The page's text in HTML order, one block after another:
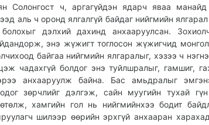
Солонгост ч, аргагүйдэн ядарч яваа
аль ч оронд ялгалгүй байдаг нийгмийн
дэлхий дахинд анхааруулсан.
энэ жүжигт тоглосон жүжигчид
байгаа нийгмийн ялгаралыг, хэзээ ч
чадахгүй болдог энэ туйлшралыг, гамшиг,
анхааруулж байна. Бас амьдралыг
зөрчлийг дэлгэж, сайн муугийн тухай
хамгийн гол нь нийгмийнхээ бодит
шилээр өөрийн эрхгүй анхааран